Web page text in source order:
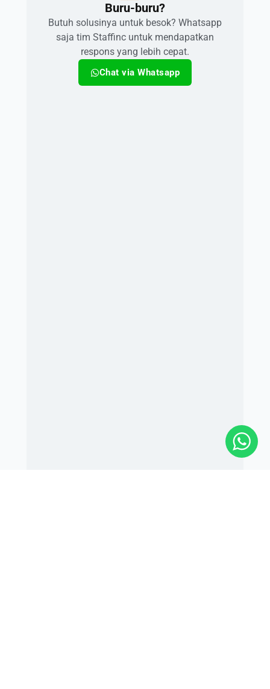
Buru-buru?​
Butuh solusinya untuk besok? Whatsapp
saja tim Staffinc untuk mendapatkan
respons yang lebih cepat.
Chat via Whatsapp